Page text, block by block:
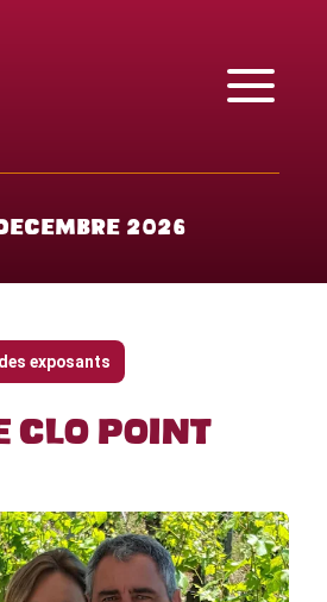
2026
exposants
Clo Point